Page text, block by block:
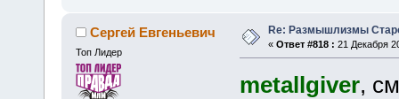
Сергей Евгеньевич
Топ Лидер
Re: Размышлизмы
« Ответ #818 : 21 Декабря
metallgiver,